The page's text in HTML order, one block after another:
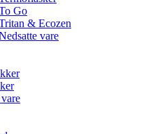
Go
& Ecozen
vare